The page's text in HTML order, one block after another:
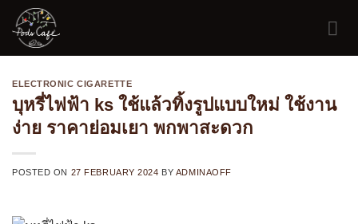
Skip
content
ELECTRONIC CIGARETTE
บุหรี่ไฟฟ้า ks ใช้แล้วทิ้งรูปแบบใหม่ ใช้งาน
ง่าย ราคาย่อมเยา พกพาสะดวก
POSTED ON 27 FEBRUARY 2024 BY ADMINAOFF